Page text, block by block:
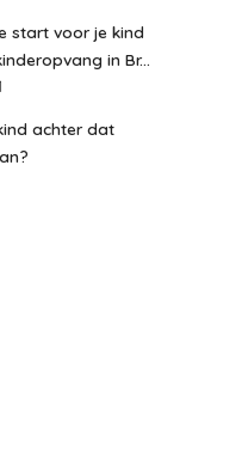
start voor je kind
in Br...
achter dat